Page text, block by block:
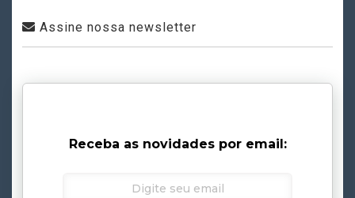
Assine nossa newsletter
Receba as novidades por email: